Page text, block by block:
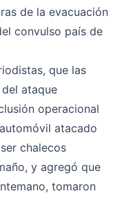
de la evacuación
convulso país de
que las
ataque
operacional
atacado
chalecos
y agregó que
tomaron